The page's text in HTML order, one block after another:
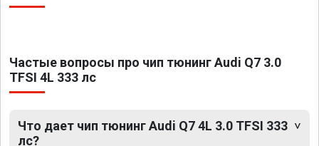
Частые вопросы про чип тюнинг Audi Q7 3.0
TFSI 4L 333 лс
Что дает чип тюнинг Audi Q7 4L 3.0 TFSI 333
лс?